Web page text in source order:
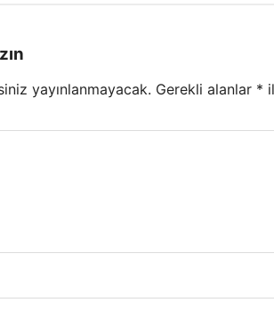
yayınlanmayacak. Gerekli alanlar *